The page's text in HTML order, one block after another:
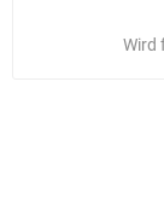
Wird